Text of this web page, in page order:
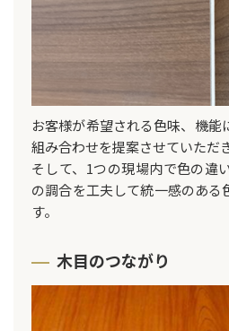
お客様が希望される色味、機能
組み合わせを提案させていただ
そして、1つの現場内で色の違
の調合を工夫して統一感のある
す。
木目のつながり